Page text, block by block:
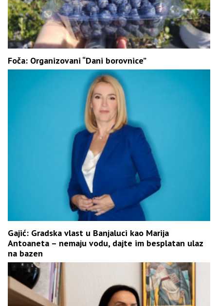
Foča: Organizovani “Dani borovnice”
Gajić: Gradska vlast u Banjaluci kao Marija
Antoaneta – nemaju vodu, dajte im besplatan ulaz
na bazen